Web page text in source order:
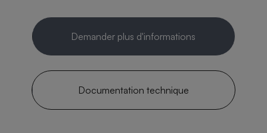
Demander plus d'informations
Documentation technique